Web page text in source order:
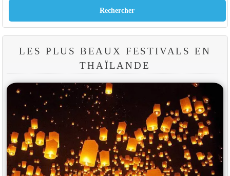
LES PLUS BEAUX FESTIVALS EN
THAÏLANDE